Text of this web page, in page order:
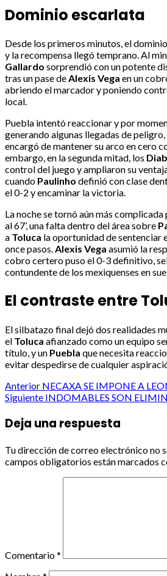
Dominio escarlata
Desde los primeros minutos, el
y la recompensa llegó temprano. Al
Gallardo sorprendió con un potente
tras un pase deAlexis Vega en un
abriendo el marcador y poniendo
local.
Puebla intentó reaccionar y por
generando algunas llegadas de
encargó de mantener su arco en cero
embargo, en la segunda mitad, los
control del juego y ampliaron su ventaja
cuando Paulinho definió con clase
el 0-2 y encaminar la victoria.
La noche se tornó aún más
al 67’, una falta dentro del área sobre
a Toluca la oportunidad de sentenciar
once pasos.Alexis Vega asumió la
cobro certero puso el 0-3 definitivo,
contundente de los mexiquenses en
El contraste entre
El silbatazo final dejó dos realidades
el Toluca afianzado como un equipo
título, y un Puebla que necesita
evitar despedirse de cualquier
Post
Anterior NECAXA SE IMPONE A
Siguiente INDOMABLES SON
Deja una respuesta
Tu dirección de correo electrónico no
campos obligatorios están marcados
Comentario*